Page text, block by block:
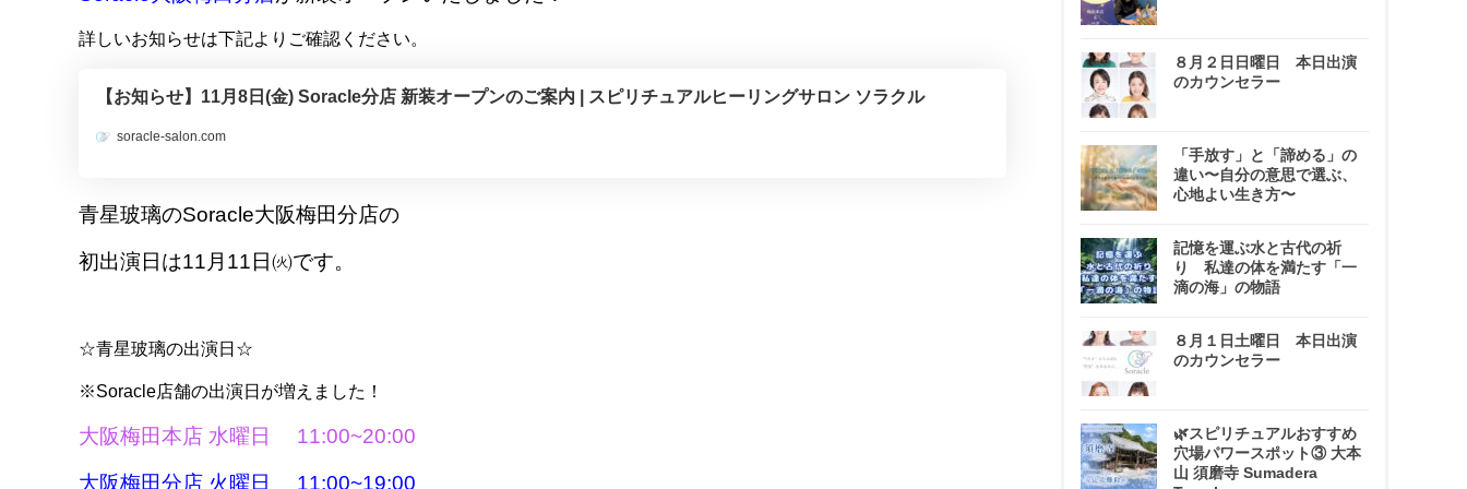
詳しいお知らせは下記よりご確認ください。
【お知らせ】11月8日(金) Soracle分店 新装オープンのご案内 | スピリチュアルヒーリングサロン ソラクル
soracle-salon.com
青星玻璃のSoracle大阪梅田分店の
初出演日は11月11日㈫です。
☆青星玻璃の出演日☆
※Soracle店舗の出演日が増えました！
大阪梅田本店 水曜日 11:00~20:00
大阪梅田分店 火曜日 11:00~19:00
８月２日日曜日 本日出演
のカウンセラー
「手放す」と「諦める」の
違い〜自分の意思で選ぶ、
心地よい生き方〜
記憶を運ぶ水と古代の祈
り 私達の体を満たす「一
滴の海」の物語
８月１日土曜日 本日出演
のカウンセラー
🌿スピリチュアルおすすめ
穴場パワースポット③ 大本
山 須磨寺 Sumadera